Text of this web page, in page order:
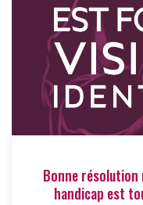
Bonne résolution
handicap est